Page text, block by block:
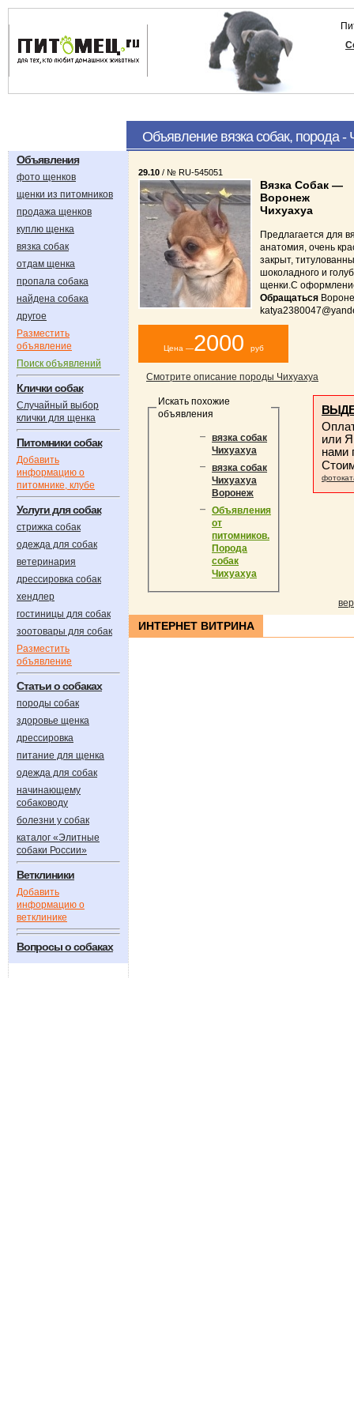
Объявление вязка собак, порода
Объявления
фото щенков
щенки из питомников
продажа щенков
куплю щенка
вязка собак
отдам щенка
пропала собака
найдена собака
другое
Разместить
объявление
Поиск объявлений
Клички собак
Случайный выбор
клички для щенка
Питомники собак
Добавить
информацию о
питомнике, клубе
Услуги для собак
стрижка собак
одежда для собак
ветеринария
дрессировка собак
хендлер
гостиницы для собак
зоотовары для собак
Разместить
объявление
Статьи о собаках
породы собак
здоровье щенка
дрессировка
питание для щенка
одежда для собак
начинающему
собаководу
болезни у собак
каталог «Элитные
собаки России»
Ветклиники
Добавить
информацию о
ветклинике
Вопросы о собаках
29.10 / № RU-545051
Вязка Собак —
Воронеж
Чихуахуа
Предлагается для
анатомия, очень
закрыт,
шоколадного и
щенки.С
Обращаться
Цена —2000 руб
Смотрите описание породы Чихуахуа
Искать похожие
объявления
вязка собак
Чихуахуа
вязка собак
Чихуахуа
Воронеж
Объявления
от
питомников.
Порода
собак
Чихуахуа
или
нами
ИНТЕРНЕТ ВИТРИНА